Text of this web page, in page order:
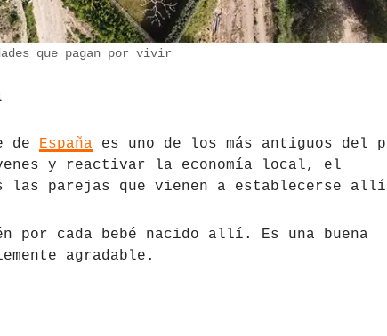
que pagan por vivir
de España es uno de los más antiguos del
y reactivar la economía local, el
las parejas que vienen a establecerse
por cada bebé nacido allí. Es una buena
agradable.